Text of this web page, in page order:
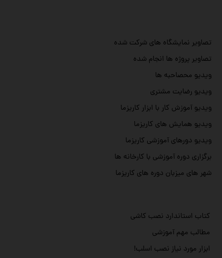
تصاویر نمایشگاه های شرکت شده
تصاویر پروژه ها انجام شده
ویدیو محصاحبه ها
ویدیو رضایت مشتری
ویدیو آموزش کار با ابزار کاریزما
ویدیو همایش های کاریزما
ویدیو دورهای آموزشی کاریزما
برگزاری دوره آموزشی با کارخانه ها
شهر های میزبان دوره های کاریزما
کتاب استاندارد نصب کاشی
مطالب مهم آموزشی
ابزار مورد نیاز نصب اسلب!